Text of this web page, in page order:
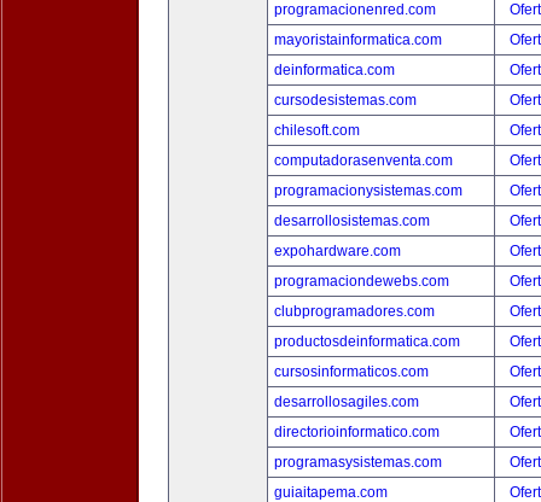
programacionenred.com
mayoristainformatica.com
deinformatica.com
cursodesistemas.com
chilesoft.com
computadorasenventa.com
programacionysistemas.com
desarrollosistemas.com
expohardware.com
programaciondewebs.com
clubprogramadores.com
productosdeinformatica.com
cursosinformaticos.com
desarrollosagiles.com
directorioinformatico.com
programasysistemas.com
guiaitapema.com